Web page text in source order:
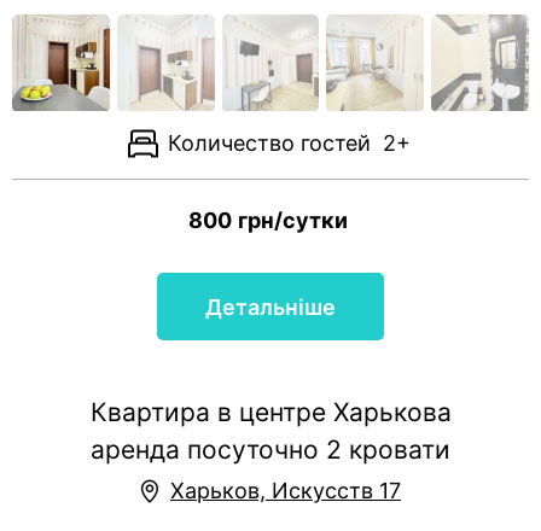
Количество гостей 2+
800 грн/сутки
Детальніше
Квартира в центре Харькова
аренда посуточно 2 кровати
Харьков, Искусств 17